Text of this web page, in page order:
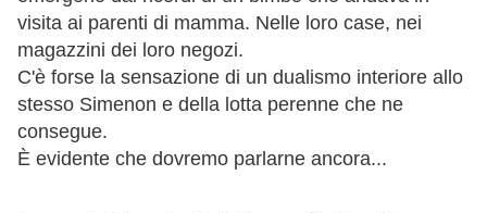
visita ai parenti di mamma. Nelle loro case, nei
magazzini dei loro negozi.
C'è forse la sensazione di un dualismo interiore allo
stesso Simenon e della lotta perenne che ne
consegue.
È evidente che dovremo parlarne ancora...